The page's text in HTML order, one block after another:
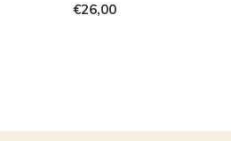
€26,00